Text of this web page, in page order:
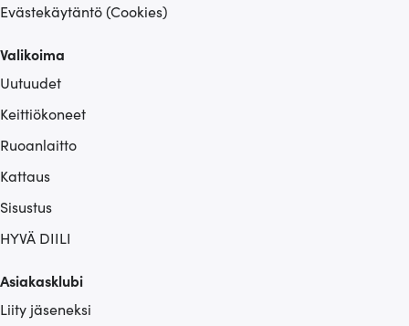
Evästekäytäntö (Cookies)
Valikoima
Uutuudet
Keittiökoneet
Ruoanlaitto
Kattaus
Sisustus
HYVÄ DIILI
Asiakasklubi
Liity jäseneksi